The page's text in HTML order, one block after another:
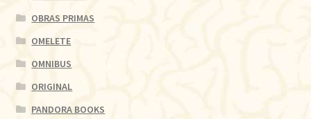
OBRAS PRIMAS
OMELETE
OMNIBUS
ORIGINAL
PANDORA BOOKS